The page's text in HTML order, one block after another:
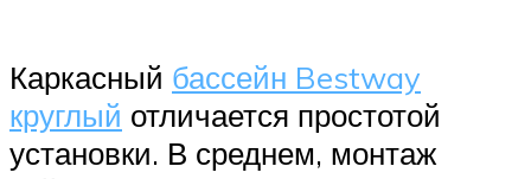
Каркасный бассейн Bestway
круглый отличается простотой
установки. В среднем, монтаж